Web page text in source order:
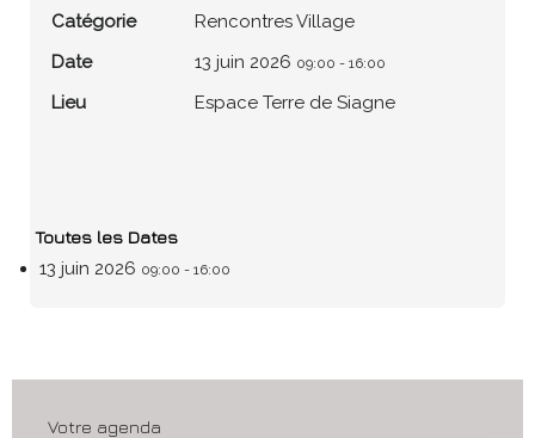
Catégorie
Rencontres Village
Date
13 juin 2026 09:00 - 16:00
Lieu Espace Terre de Siagne
Toutes les Dates
13 juin 2026 09:00 - 16:00
Votre agenda